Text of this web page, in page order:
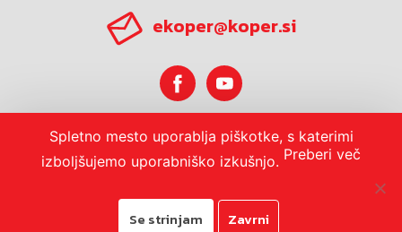
ekoper@koper.si
Horoskop
Spletno mesto uporablja piškotke, s katerimi
izboljšujemo uporabniško izkušnjo. Preberi več
Se strinjam Zavrni